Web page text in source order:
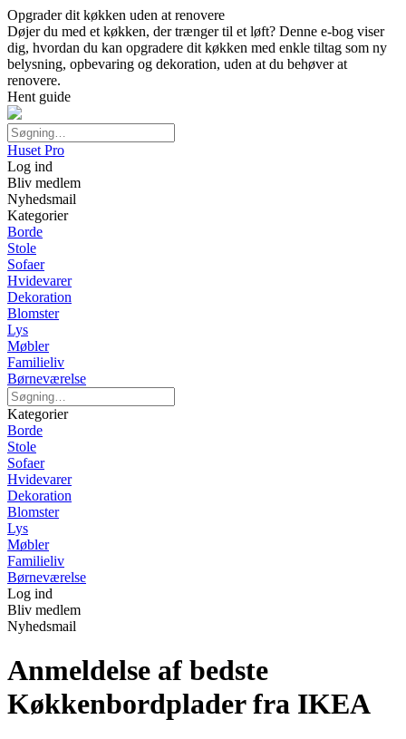
Opgrader dit køkken uden at renovere
Døjer du med et køkken, der trænger til et løft? Denne e-bog viser
dig, hvordan du kan opgradere dit køkken med enkle tiltag som ny
belysning, opbevaring og dekoration, uden at du behøver at
renovere.
Hent guide
Huset Pro
Log ind
Bliv medlem
Nyhedsmail
Kategorier
Borde
Stole
Sofaer
Hvidevarer
Dekoration
Blomster
Lys
Møbler
Familieliv
Børneværelse
Kategorier
Borde
Stole
Sofaer
Hvidevarer
Dekoration
Blomster
Lys
Møbler
Familieliv
Børneværelse
Log ind
Bliv medlem
Nyhedsmail
Anmeldelse af bedste
Køkkenbordplader fra IKEA